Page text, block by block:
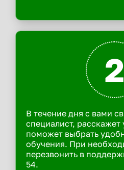
2
В течение дня с вами
специалист,
поможет выбрать
обучения. При
перезвонить в
54.